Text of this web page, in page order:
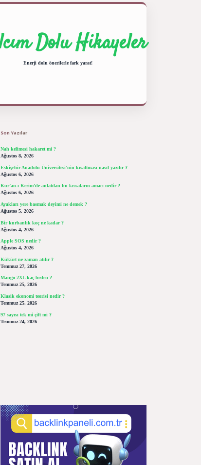
Dolu Hikayeler
Enerji dolu önerilerle fark yarat!
Son Yazılar
Nah kelimesi hakaret mi ?
Ağustos 8, 2026
Eskişehir Anadolu Üniversitesi’nin kısaltması nasıl yazılır ?
Ağustos 6, 2026
Kur’an-ı Kerim’de anlatılan bu kıssaların amacı nedir ?
Ağustos 6, 2026
Ayakları yere basmak deyimi ne demek ?
Ağustos 5, 2026
Bir kurbanlık koç ne kadar ?
Ağustos 4, 2026
Apple SOS nedir ?
Ağustos 4, 2026
Kükürt ne zaman atılır ?
Temmuz 27, 2026
Mango 2XL kaç beden ?
Temmuz 25, 2026
Klasik ekonomi teorisi nedir ?
Temmuz 25, 2026
97 sayısı tek mi çift mi ?
Temmuz 24, 2026